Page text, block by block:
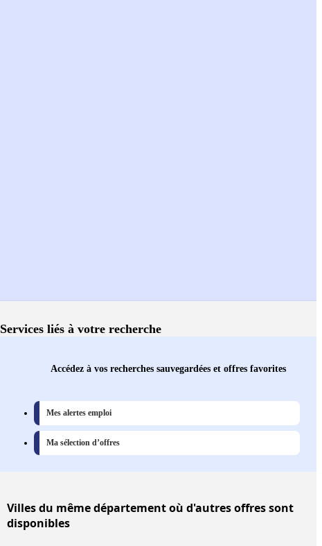
Services liés à votre recherche
Accédez à vos recherches sauvegardées et offres favorites
Mes alertes emploi
Ma sélection d’offres
Villesdu même département où d'autres offres sont
disponibles